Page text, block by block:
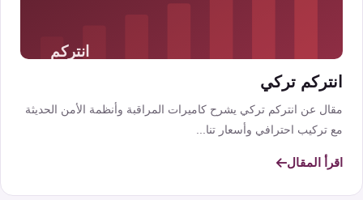
انتركم تركي
مقال عن انتركم تركي يشرح كاميرات المراقبة وأنظمة الأمن الحديثة
مع تركيب احترافي وأسعار تنا...
اقرأ المقال